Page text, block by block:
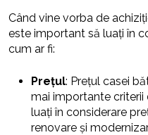
Când vine vorba de
este important să luați în
cum ar fi:
Prețul: Prețul casei
mai importante criterii
luați în considerare
renovare și